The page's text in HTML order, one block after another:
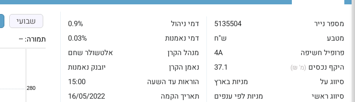
מספר נייר
5135504
מטבע
ש"ח
פרופיל חשיפה
4A
היקף נכסים (מ' ₪)
37.1
סיווג על
מניות בארץ
סיווג ראשי
מניות לפי ענפים
דמי ניהול
0.9%
דמי נאמנות
0.03%
מנהל הקרן
אלטשולר שחם
נאמן הקרן
יובנק נאמנות
הוראות עד השעה
15:00
תאריך הקמה
16/05/2022
שבועי
תמורה: --